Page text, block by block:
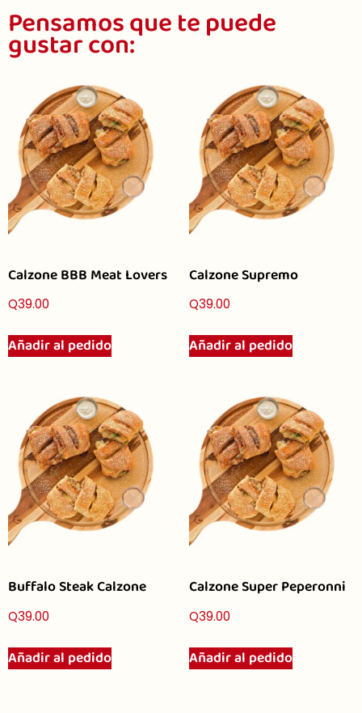
Pensamos que te puede
gustar con:
Calzone BBB Meat Lovers
Q39.00
Añadir al pedido
Calzone Supremo
Q39.00
Añadir al pedido
Buffalo Steak Calzone
Q39.00
Añadir al pedido
Calzone Super Peperonni
Q39.00
Añadir al pedido